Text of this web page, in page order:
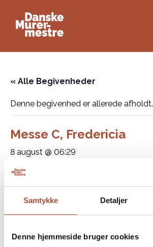
Samtykke Detaljer
Denne hjemmeside bruger cookies
« Alle Begivenheder
Denne begivenhed er allerede afholdt.
Messe C, Fredericia
8 august @ 06:29
DETALJER